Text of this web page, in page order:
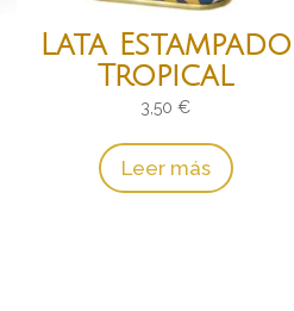
Lata Estampado
Tropical
3,50€
Leer más